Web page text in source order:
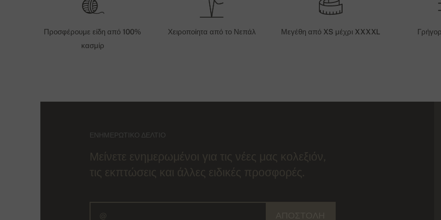
Προσφέρουμε είδη από 100%
κασμίρ
Χειροποίητα από το Νεπάλ Μεγέθη από XS μέχρι XXXXL
ΕΝΗΜΕΡΩΤΙΚΌ ΔΕΛΤΊΟ
Μείνετε ενημερωμένοι για τις νέες μας κολεξιόν,
τις εκπτώσεις και άλλες ειδικές προσφορές.